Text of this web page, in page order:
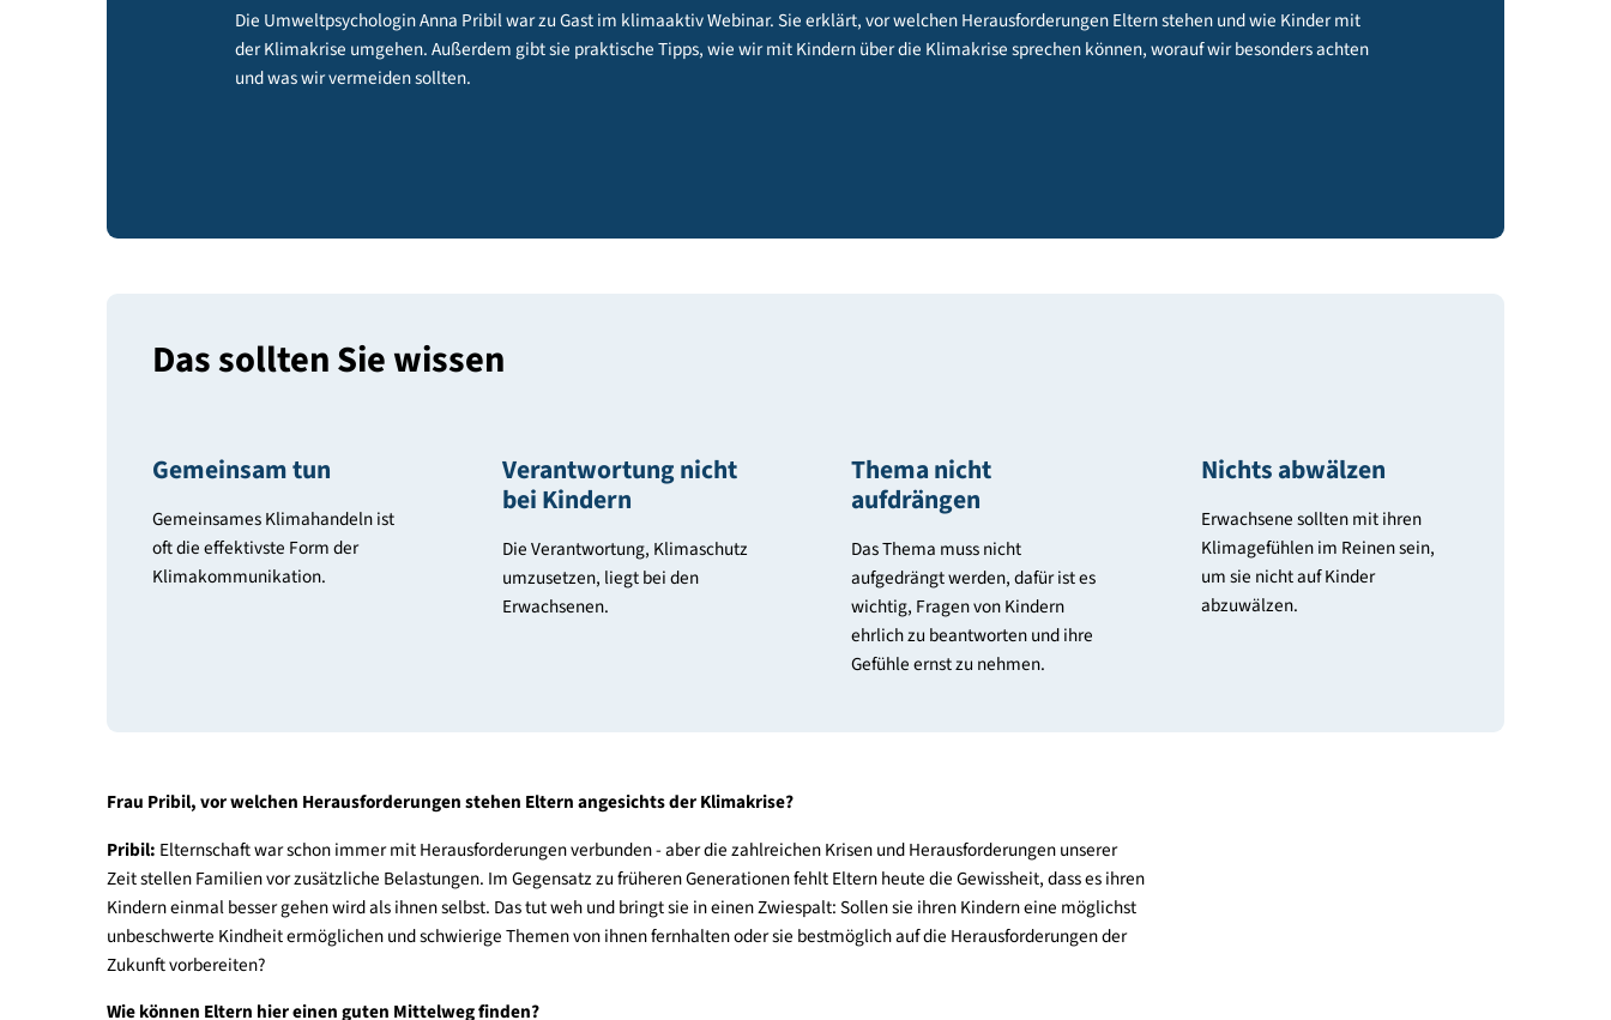
Die Umweltpsychologin Anna Pribil war zu Gast im klimaaktiv Webinar. Sie erklärt, vor welchen Herausforderungen Eltern stehen und wie Kinder mit
Das sollten Sie wissen
Gemeinsam tun
Verantwortung nicht
bei Kindern
Thema nicht
aufdrängen
Das Thema muss nicht
Nichts abwälzen
Frau Pribil, vor welchen Herausforderungen stehen Eltern angesichts der Klimakrise?
Pribil:Elternschaft war schon immer mit Herausforderungen verbunden - aber die zahlreichen Krisen und Herausforderungen unserer